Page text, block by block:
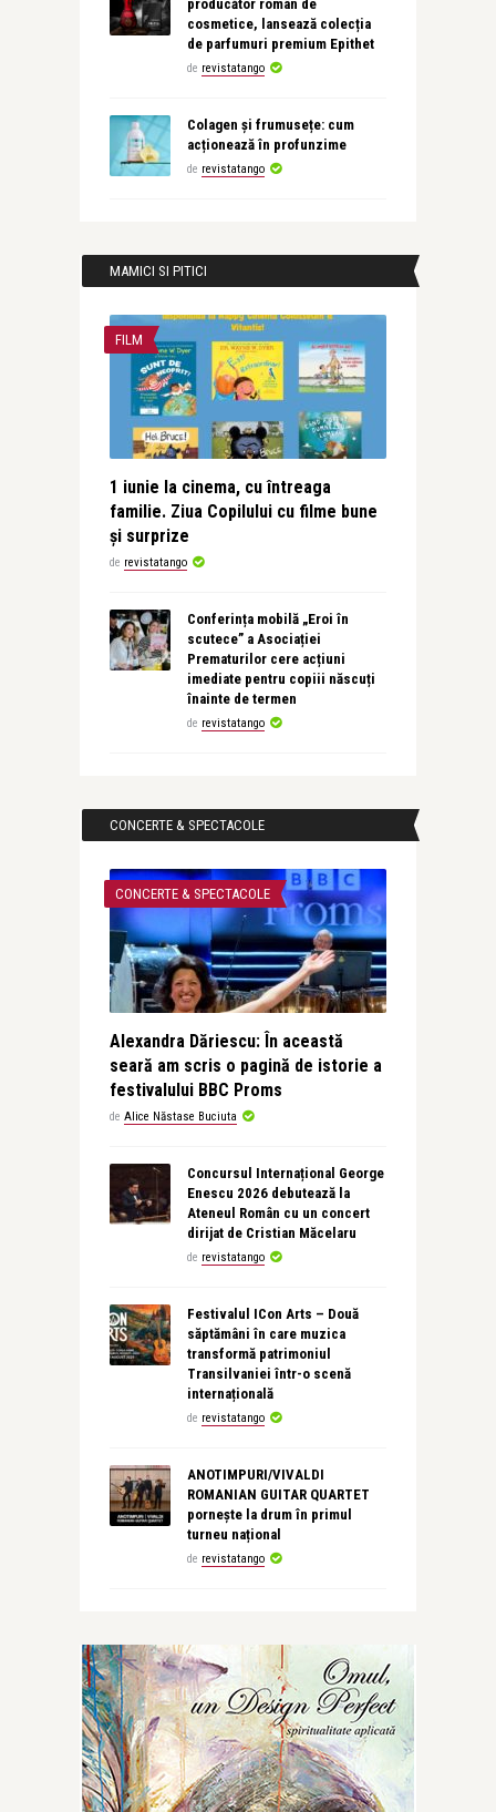
producător român de
cosmetice, lansează colecția
de parfumuri premium Epithet
de revistatango
Colagen și frumusețe: cum
acționează în profunzime
de revistatango
MAMICI SI PITICI
FILM
1 iunie la cinema, cu întreaga
familie. Ziua Copilului cu filme bune
și surprize
de revistatango
Conferința mobilă „Eroi în
scutece” a Asociației
Prematurilor cere acțiuni
imediate pentru copiii născuți
înainte de termen
de revistatango
CONCERTE & SPECTACOLE
CONCERTE & SPECTACOLE
Alexandra Dăriescu: În această
seară am scris o pagină de istorie a
festivalului BBC Proms
de Alice Năstase Buciuta
Concursul Internațional George
Enescu 2026 debutează la
Ateneul Român cu un concert
dirijat de Cristian Măcelaru
de revistatango
Festivalul ICon Arts – Două
săptămâni în care muzica
transformă patrimoniul
Transilvaniei într-o scenă
internațională
de revistatango
ANOTIMPURI/VIVALDI
ROMANIAN GUITAR QUARTET
pornește la drum în primul
turneu național
de revistatango